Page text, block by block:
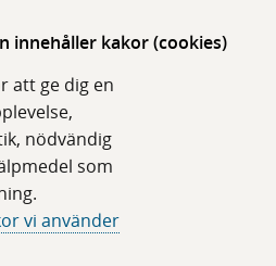
innehåller kakor (cookies)
att ge dig en
nödvändig
som
vi använder